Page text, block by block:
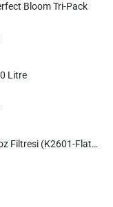
Bloom Tri-Pack
Litre
Prima Klima K2701-Flat Toz Filtresi (K2601-Flat Filtreler)